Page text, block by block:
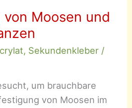
Moosen und
, Sekundenkleber /
um brauchbare
von Moosen im